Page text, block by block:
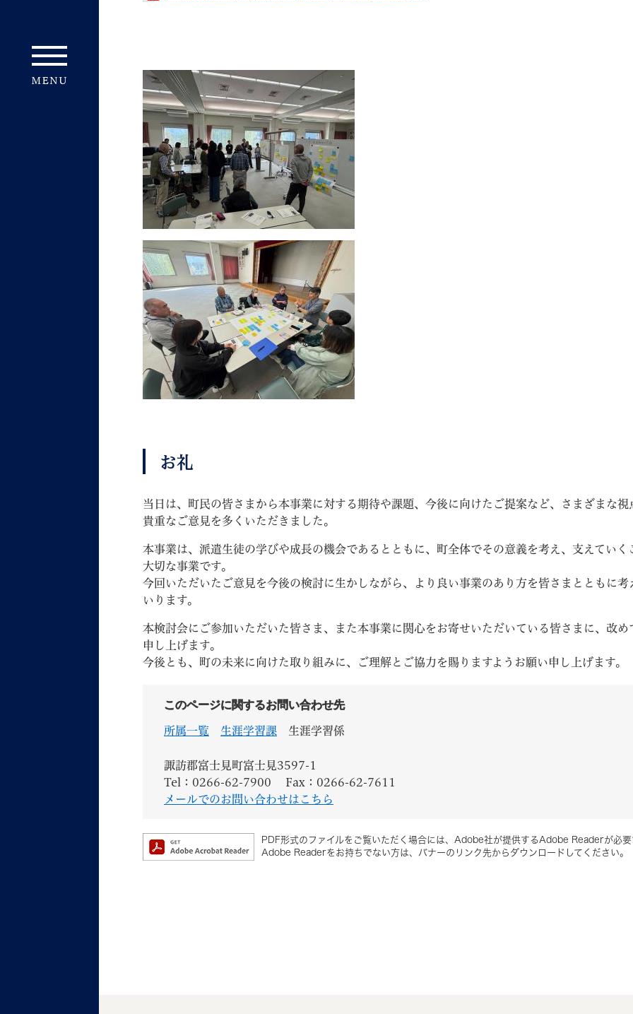
お礼
当日は、町民の皆さまから本事業に対する期待や課題、今後に向けたご提案など、さまざまな視
貴重なご意見を多くいただきました。
本事業は、派遣生徒の学びや成長の機会であるとともに、町全体でその意義を考え、支えていく
大切な事業です。
今回いただいたご意見を今後の検討に生かしながら、より良い事業のあり方を皆さまとともに考
いります。
本検討会にご参加いただいた皆さま、また本事業に関心をお寄せいただいている皆さまに、改め
申し上げます。
今後とも、町の未来に向けた取り組みに、ご理解とご協力を賜りますようお願い申し上げます。
このページに関するお問い合わせ先
所属一覧 生涯学習課 生涯学習係
諏訪郡富士見町富士見3597-1
Tel：0266-62-7900
Fax：0266-62-7611
メールでのお問い合わせはこちら
PDF形式のファイルをご覧いただく場合には、Adobe社が提供するAdobe Readerが必要
Adobe Readerをお持ちでない方は、バナーのリンク先からダウンロードしてください。